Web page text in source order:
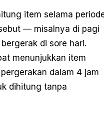
item selama
— misalnya di pagi
di sore hari.
menunjukkan item
dalam 4 jam
dihitung tanpa